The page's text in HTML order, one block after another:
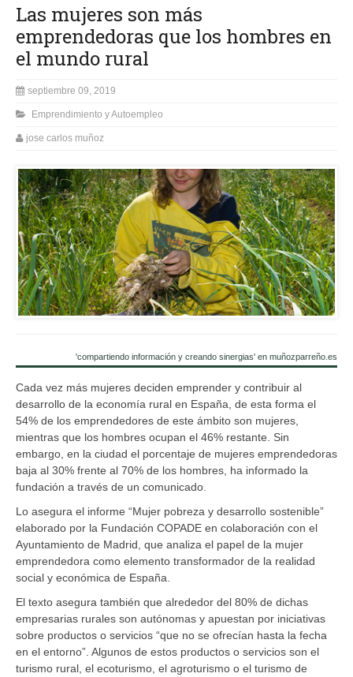
Las mujeres son más
emprendedoras que los hombres en
el mundo rural
septiembre 09, 2019
Emprendimiento y Autoempleo
jose carlos muñoz
'compartiendo información y creando sinergias' en muñozparreño.es
Cada vez más mujeres deciden emprender y contribuir al
desarrollo de la economía rural en España, de esta forma el
54% de los emprendedores de este ámbito son mujeres,
mientras que los hombres ocupan el 46% restante. Sin
embargo, en la ciudad el porcentaje de mujeres emprendedoras
baja al 30% frente al 70% de los hombres, ha informado la
fundación a través de un comunicado.
Lo asegura el informe “Mujer pobreza y desarrollo sostenible”
elaborado por la Fundación COPADE en colaboración con el
Ayuntamiento de Madrid, que analiza el papel de la mujer
emprendedora como elemento transformador de la realidad
social y económica de España.
El texto asegura también que alrededor del 80% de dichas
empresarias rurales son autónomas y apuestan por iniciativas
sobre productos o servicios “que no se ofrecían hasta la fecha
en el entorno”. Algunos de estos productos o servicios son el
turismo rural, el ecoturismo, el agroturismo o el turismo de